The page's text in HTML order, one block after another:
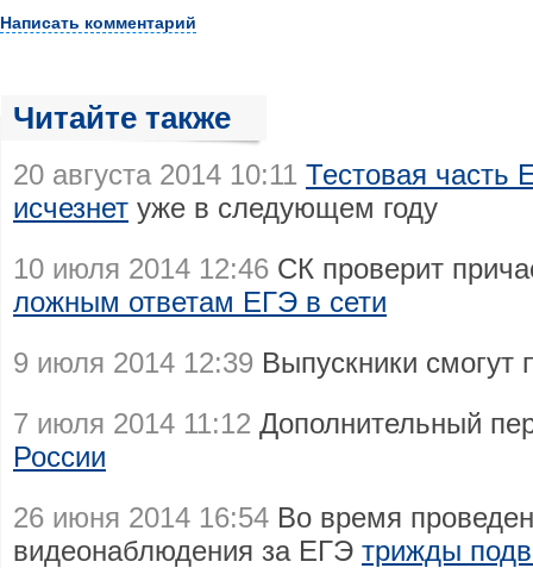
Написать комментарий
Читайте также
20 августа 2014 10:11 Тестовая часть
исчезнет уже в следующем году
10 июля 2014 12:46 СК проверит
ложным ответам ЕГЭ в сети
9 июля 2014 12:39 Выпускники
7 июля 2014 11:12 Дополнительный
России
26 июня 2014 16:54 Во время
видеонаблюдения за ЕГЭ трижды